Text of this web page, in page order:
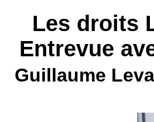
Les droits
Entrevue
Guillaume